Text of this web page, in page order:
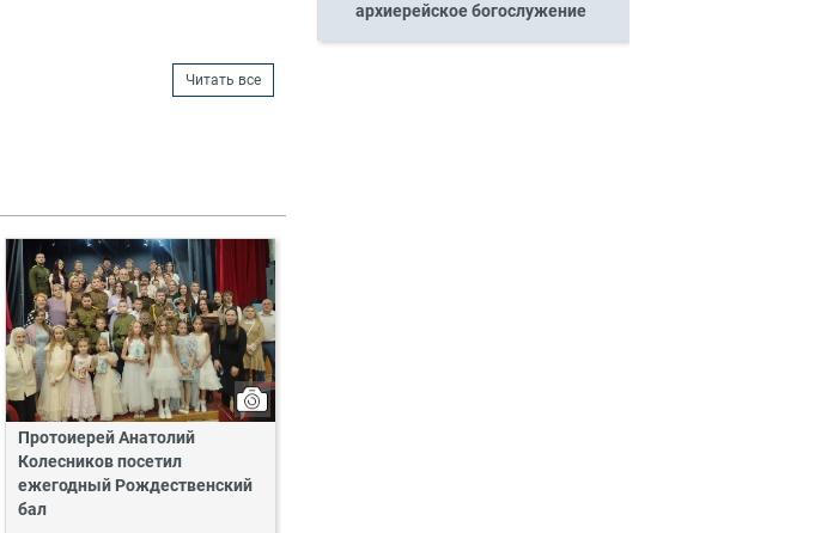
Читать все
Протоиерей Анатолий
Колесников посетил
ежегодный Рождественский
бал
архиерейское богослужение